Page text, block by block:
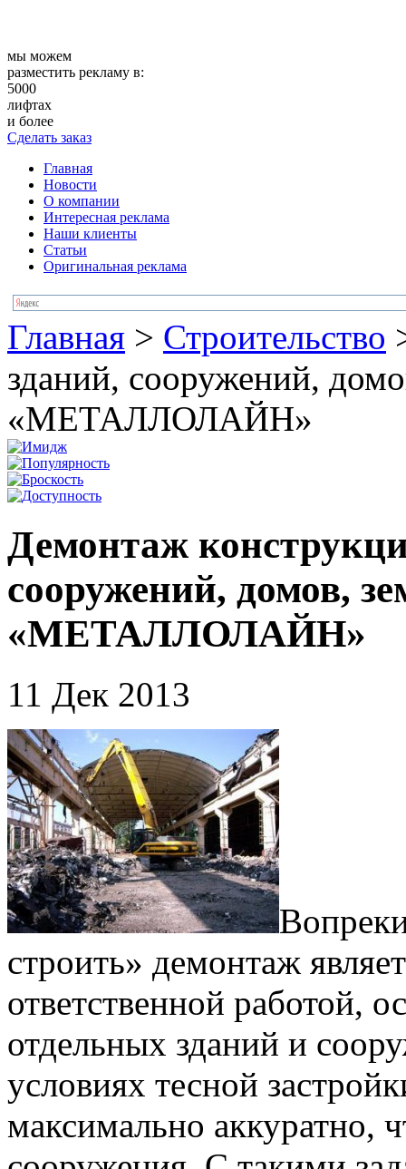
мы можем
разместить рекламу в:
5000
лифтах
и более
Сделать заказ
Главная
Новости
О компании
Интересная реклама
Наши клиенты
Статьи
Оригинальная реклама
Главная > Строительство
зданий, сооружений,
«МЕТАЛЛОЛАЙН»
Демонтаж
сооружений, домов,
«МЕТАЛЛОЛАЙН»
11 Дек 2013
строить» демонтаж
ответственной работой,
отдельных зданий и
условиях тесной
максимально аккуратно,